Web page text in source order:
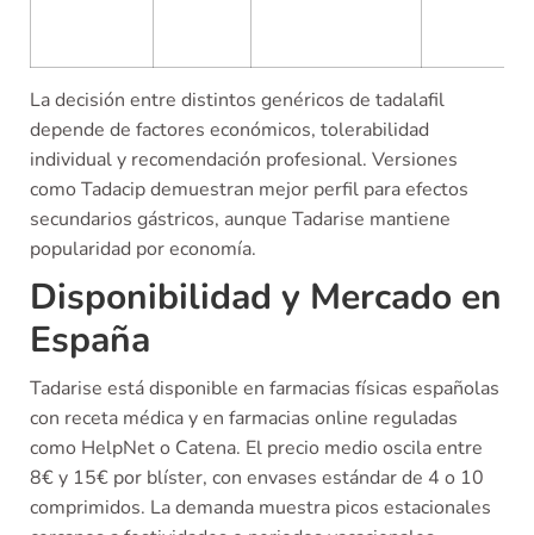
La decisión entre distintos genéricos de tadalafil
depende de factores económicos, tolerabilidad
individual y recomendación profesional. Versiones
como Tadacip demuestran mejor perfil para efectos
secundarios gástricos, aunque Tadarise mantiene
popularidad por economía.
Disponibilidad y Mercado en
España
Tadarise está disponible en farmacias físicas españolas
con receta médica y en farmacias online reguladas
como HelpNet o Catena. El precio medio oscila entre
8€ y 15€ por blíster, con envases estándar de 4 o 10
comprimidos. La demanda muestra picos estacionales